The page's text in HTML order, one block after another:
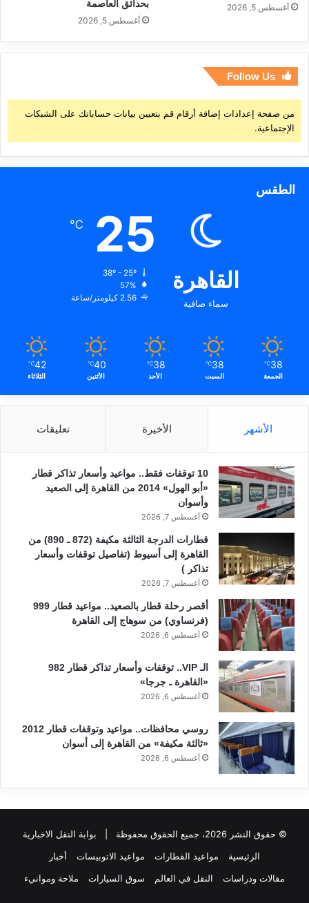
أغسطس 5, 2026
بحدائق العاصمة
أغسطس 5, 2026
Follow Us
من صفحة إعدادات إضافة أرقام قم بتعيين بيانات حساباتك على الشبكات
الإجتماعية.
الطقس
القاهرة
سماء صافية
25
℃
57%
2.56 كيلومتر/ساعة
38
℃
الجمعة
38
℃
السبت
38
℃
الأحد
40
℃
الأثنين
42
℃
الثلاثاء
الأشهر الأخيرة تعليقات
10 توقفات فقط.. مواعيد وأسعار تذاكر قطار
«أبو الهول» 2014 من القاهرة إلى الصعيد
وأسوان
أغسطس 7, 2026
قطارات الدرجة الثالثة مكيفة (872 ـ 890) من
القاهرة إلى أسيوط (تفاصيل توقفات وأسعار
تذاكر )
أغسطس 7, 2026
أقصر رحلة قطار بالصعيد.. مواعيد قطار 999
(فرنساوي) من سوهاج إلى القاهرة
أغسطس 6, 2026
الـ VIP.. توقفات وأسعار تذاكر قطار 982
«القاهرة ـ جرجا»
أغسطس 6, 2026
روسي محافظات.. مواعيد وتوقفات قطار 2012
«ثالثة مكيفة» من القاهرة إلى أسوان
أغسطس 6, 2026
© حقوق النشر 2026، جميع الحقوق محفوظة |
بوابة النقل الاخبارية
الرئيسية
مواعيد القطارات مواعيد الاتوبيسات
أخبار
مقالات ودراسات
النقل في العالم سوق السيارات ملاحة وموانيء